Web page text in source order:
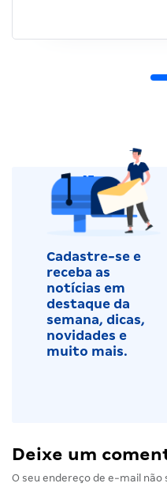
Cadastre-se e
receba as
notícias em
destaque da
semana, dicas,
novidades e
muito mais.
Deixe um
O seu endereço de e-mail não